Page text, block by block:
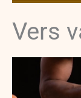
Vers